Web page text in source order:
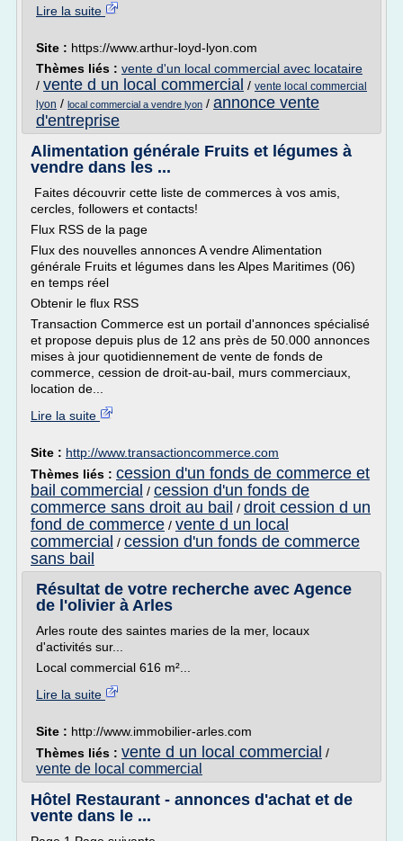
Lire la suite
Site : https://www.arthur-loyd-lyon.com
Thèmes liés : vente d'un local commercial avec locataire
/ vente d un local commercial / vente local commercial
lyon / local commercial a vendre lyon / annonce vente
d'entreprise
Alimentation générale Fruits et légumes à
vendre dans les ...
Faites découvrir cette liste de commerces à vos amis,
cercles, followers et contacts!
Flux RSS de la page
Flux des nouvelles annonces A vendre Alimentation
générale Fruits et légumes dans les Alpes Maritimes (06)
en temps réel
Obtenir le flux RSS
Transaction Commerce est un portail d'annonces spécialisé
et propose depuis plus de 12 ans près de 50.000 annonces
mises à jour quotidiennement de vente de fonds de
commerce, cession de droit-au-bail, murs commerciaux,
location de...
Lire la suite
Site : http://www.transactioncommerce.com
Thèmes liés : cession d'un fonds de commerce et
bail commercial / cession d'un fonds de
commerce sans droit au bail / droit cession d un
fond de commerce / vente d un local
commercial / cession d'un fonds de commerce
sans bail
Résultat de votre recherche avec Agence
de l'olivier à Arles
Arles route des saintes maries de la mer, locaux
d'activités sur...
Local commercial 616 m²...
Lire la suite
Site : http://www.immobilier-arles.com
Thèmes liés : vente d un local commercial /
vente de local commercial
Hôtel Restaurant - annonces d'achat et de
vente dans le ...